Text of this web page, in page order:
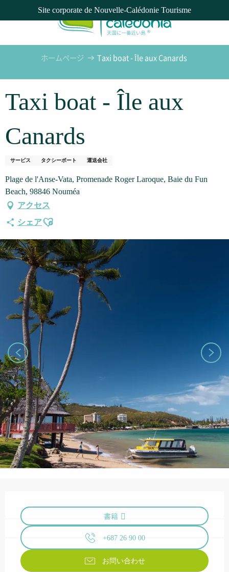
Site corporate de Nouvelle-Calédonie Tourisme
ホームページ Taxi boat - Île aux Canards
Taxi boat - Île aux
Canards
サービス タクシーボート 運送会社
Plage de l'Anse-Vata, Promenade Roger Laroque, Baie du Fun
Beach, 98846 Nouméa
アクセス
シェアAjouter aux favoris
書籍
+687 26 90 00
お問い合わせ